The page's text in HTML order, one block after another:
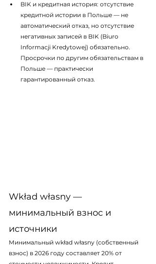
BIK и кредитная история: отсутствие
кредитной истории в Польше — не
автоматический отказ, но отсутствие
негативных записей в BIK (Biuro
Informacji Kredytowej) обязательно.
Просрочки по другим обязательствам в
Польше — практически
гарантированный отказ.
Wkład własny —
минимальный взнос и
источники
Минимальный wkład własny (собственный
взнос) в 2026 году составляет 20% от